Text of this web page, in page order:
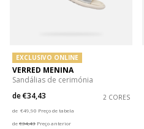
EXCLUSIVO ONLINE
VERRED MENINA
Sandálias de cerimónia
de€34,43 2 CORES
de €49,90 Preço de tabela
de€34,43 Preço anterior